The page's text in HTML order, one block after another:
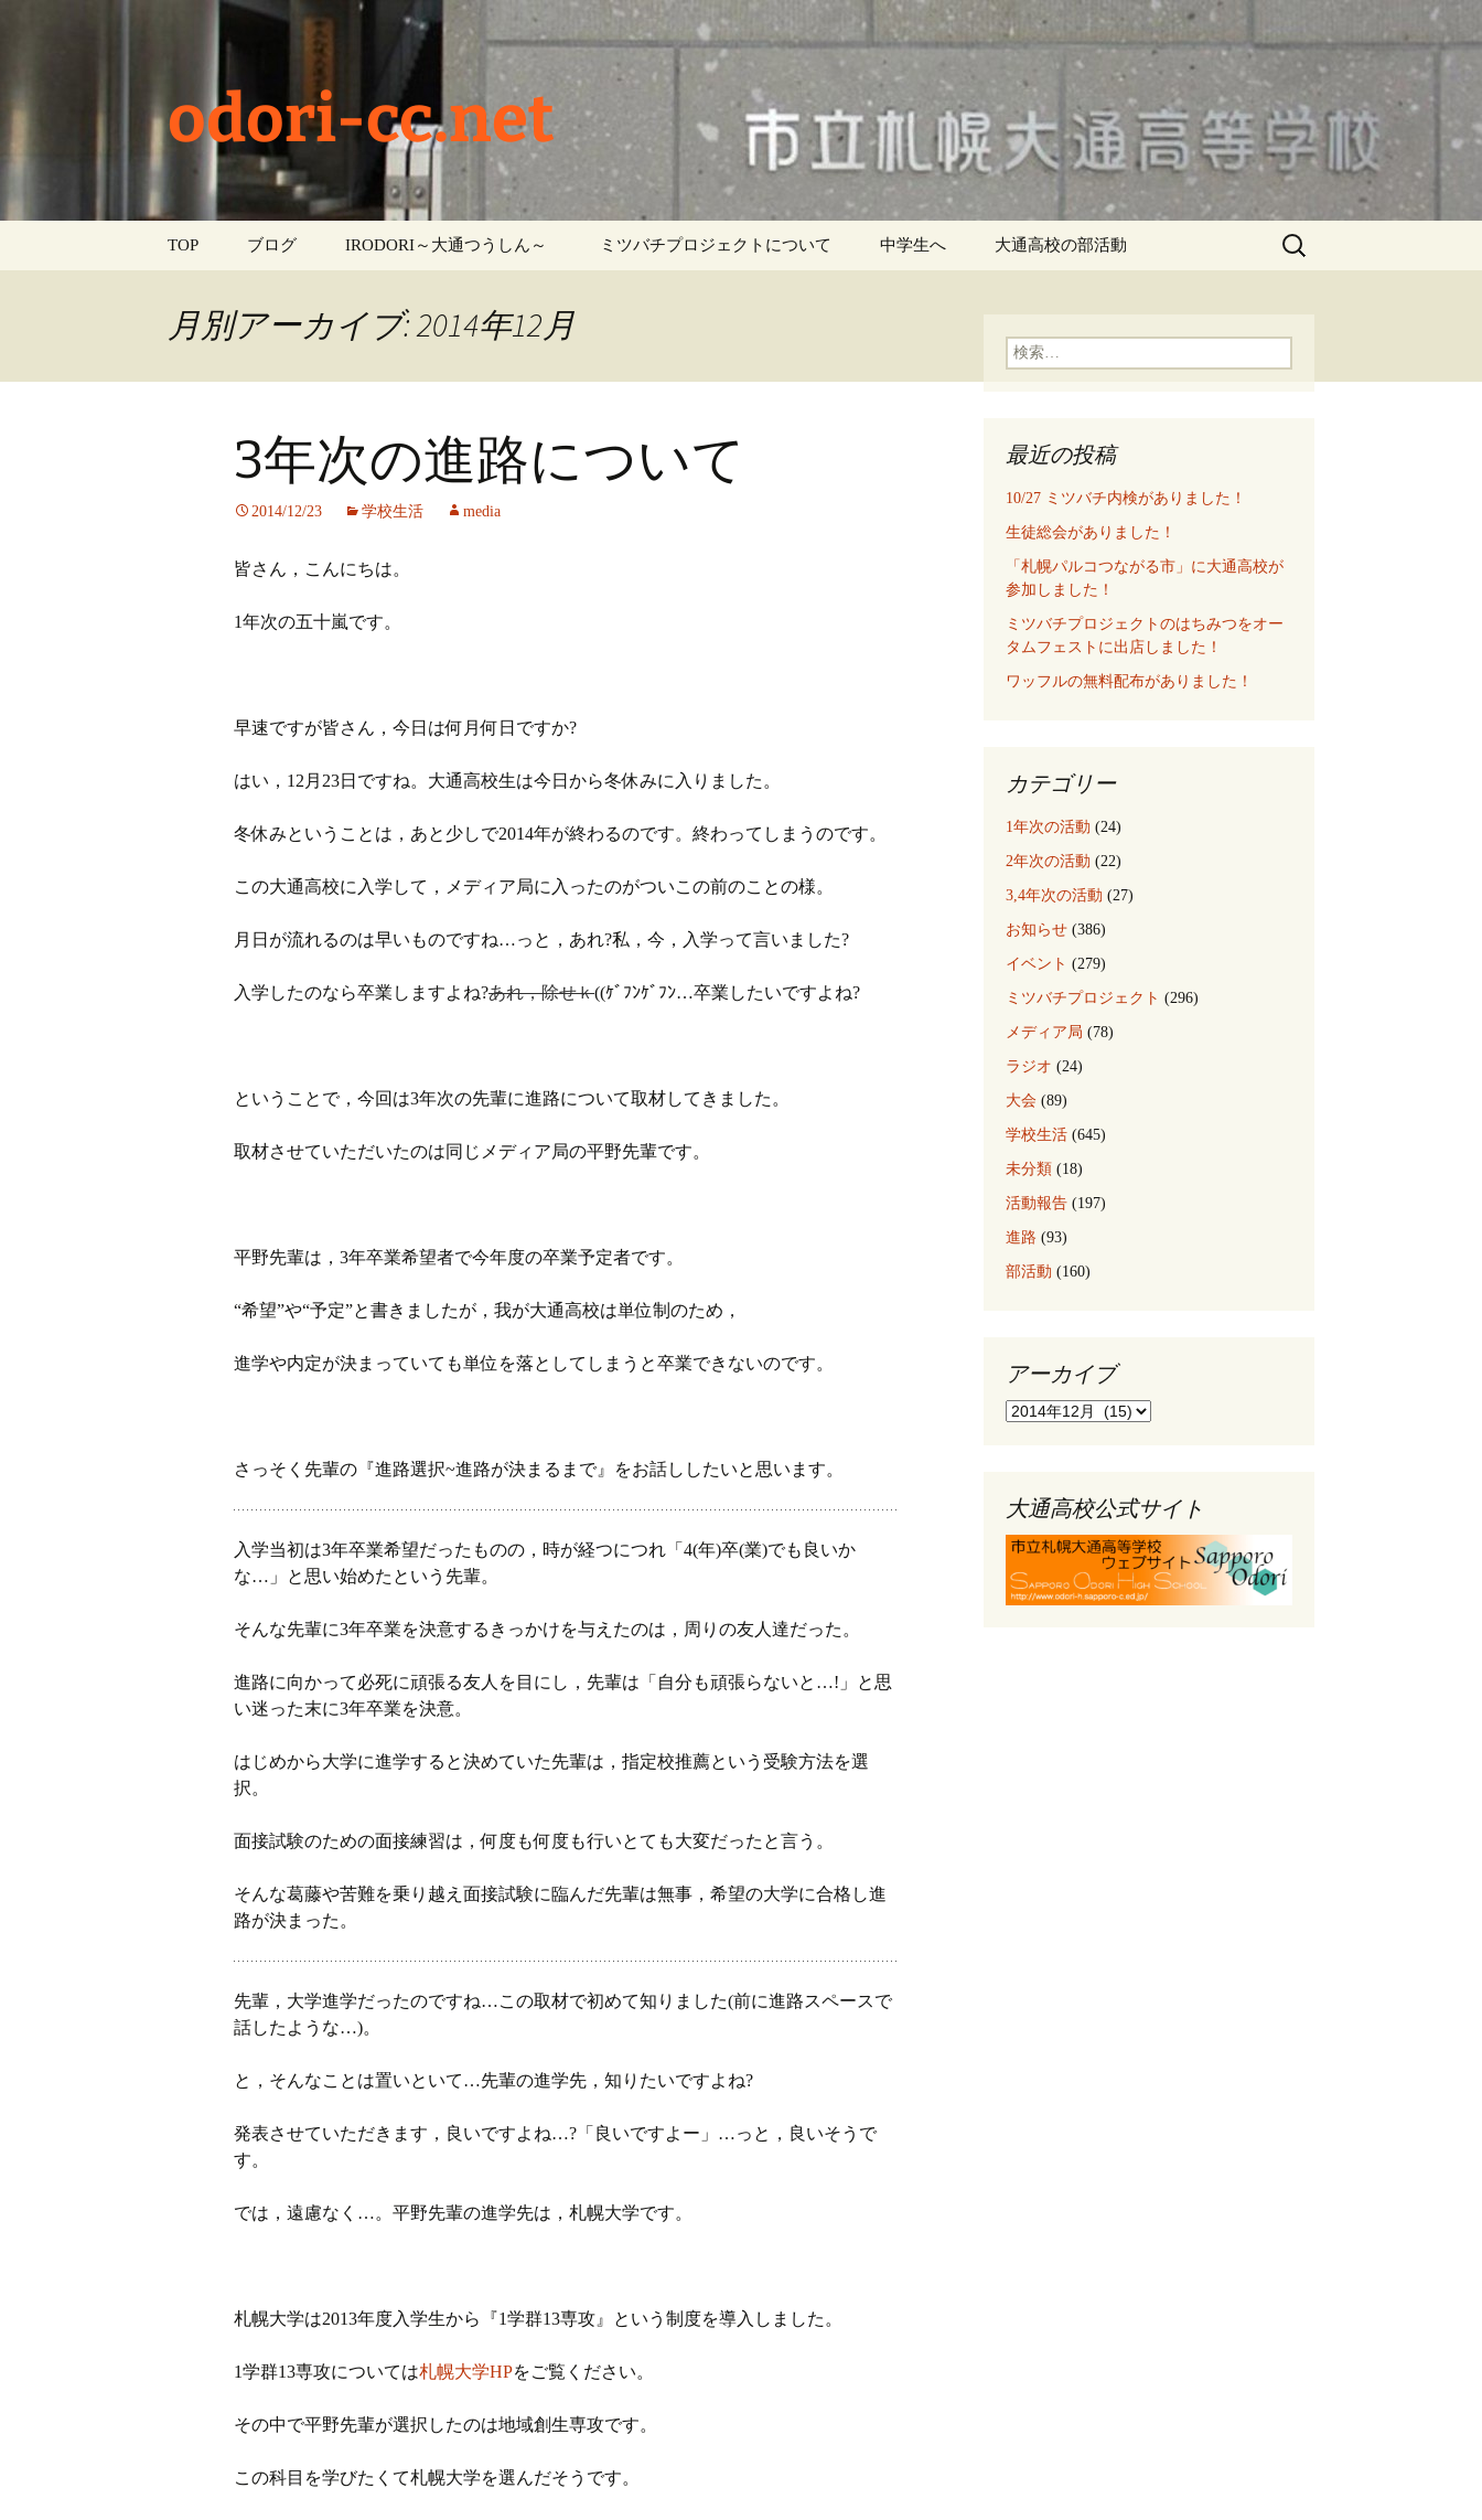
odori-cc.net
TOP ブログ
学校生活
部活動
2年次の活動
3,4年次の活動
IRODORI～大通つうしん～ ‎ ミツバチプロジェクトについて 中学生へ 大通高校の部活動
検
索:
月別アーカイブ: 2014年12月
3年次の進路について
2014/12/23 学校生活 media
皆さん，こんにちは。
1年次の五十嵐です。
早速ですが皆さん，今日は何月何日ですか?
はい，12月23日ですね。大通高校生は今日から冬休みに入りました。
冬休みということは，あと少しで2014年が終わるのです。終わってしまうのです。
この大通高校に入学して，メディア局に入ったのがついこの前のことの様。
月日が流れるのは早いものですね…っと，あれ?私，今，入学って言いました?
入学したのなら卒業しますよね?あれ，除せｋ((ｹﾞﾌﾝｹﾞﾌﾝ…卒業したいですよね?
ということで，今回は3年次の先輩に進路について取材してきました。
取材させていただいたのは同じメディア局の平野先輩です。
平野先輩は，3年卒業希望者で今年度の卒業予定者です。
“希望”や“予定”と書きましたが，我が大通高校は単位制のため，
進学や内定が決まっていても単位を落としてしまうと卒業できないのです。
さっそく先輩の『進路選択~進路が決まるまで』をお話ししたいと思います。
入学当初は3年卒業希望だったものの，時が経つにつれ「4(年)卒(業)でも良いか
な…」と思い始めたという先輩。
そんな先輩に3年卒業を決意するきっかけを与えたのは，周りの友人達だった。
進路に向かって必死に頑張る友人を目にし，先輩は「自分も頑張らないと…!」と思
い迷った末に3年卒業を決意。
はじめから大学に進学すると決めていた先輩は，指定校推薦という受験方法を選
択。
面接試験のための面接練習は，何度も何度も行いとても大変だったと言う。
そんな葛藤や苦難を乗り越え面接試験に臨んだ先輩は無事，希望の大学に合格し進
路が決まった。
先輩，大学進学だったのですね…この取材で初めて知りました(前に進路スペースで
話したような…)。
と，そんなことは置いといて…先輩の進学先，知りたいですよね?
発表させていただきます，良いですよね…?「良いですよー」…っと，良いそうで
す。
では，遠慮なく…。平野先輩の進学先は，札幌大学です。
札幌大学は2013年度入学生から『1学群13専攻』という制度を導入しました。
1学群13専攻については札幌大学HPをご覧ください。
その中で平野先輩が選択したのは地域創生専攻です。
この科目を学びたくて札幌大学を選んだそうです。
検
索:
最近の投稿
10/27 ミツバチ内検がありました！
生徒総会がありました！
「札幌パルコつながる市」に大通高校が
参加しました！
ミツバチプロジェクトのはちみつをオー
タムフェストに出店しました！
ワッフルの無料配布がありました！
カテゴリー
1年次の活動 (24)
2年次の活動 (22)
3,4年次の活動 (27)
お知らせ (386)
イベント (279)
ミツバチプロジェクト (296)
メディア局 (78)
ラジオ (24)
大会 (89)
学校生活 (645)
未分類 (18)
活動報告 (197)
進路 (93)
部活動 (160)
アーカイブ
ア
ブ
大通高校公式サイト